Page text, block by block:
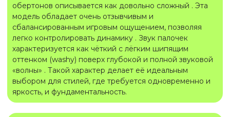
обертонов описывается как довольно сложный . Эта
модель обладает очень отзывчивым и
сбалансированным игровым ощущением, позволяя
легко контролировать динамику . Звук палочек
характеризуется как чёткий с лёгким шипящим
оттенком (washy) поверх глубокой и полной звуковой
«волны» . Такой характер делает её идеальным
выбором для стилей, где требуется одновременно и
яркость, и фундаментальность.